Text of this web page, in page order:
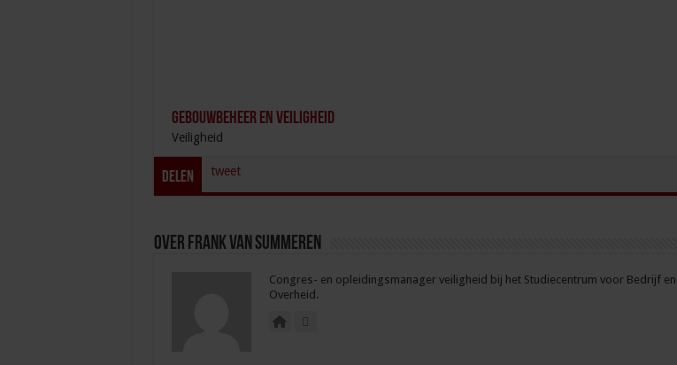
Gebouwbeheer en veiligheid
Veiligheid
Delen tweet
Over Frank van Summeren
Congres- en opleidingsmanager veiligheid bij het Studiecentrum voor Bedrijf en
Overheid.